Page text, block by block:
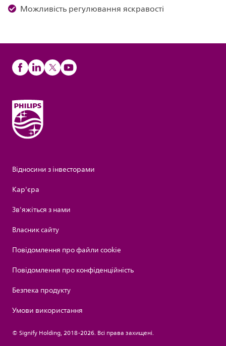
Можливість регулювання яскравості
Відносини з інвесторами
Кар'єра
Зв'яжіться з нами
Власник сайту
Повідомлення про файли cookie
Повідомлення про конфіденційність
Безпека продукту
Умови використання
© Signify Holding, 2018-2026. Всі права захищені.